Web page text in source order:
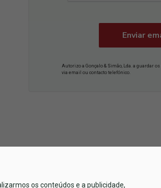
Enviar
Autorizo a Gonçalo & Simão, Lda. a guardar
via email ou contacto telefónico.
os conteúdos e a publicidade,